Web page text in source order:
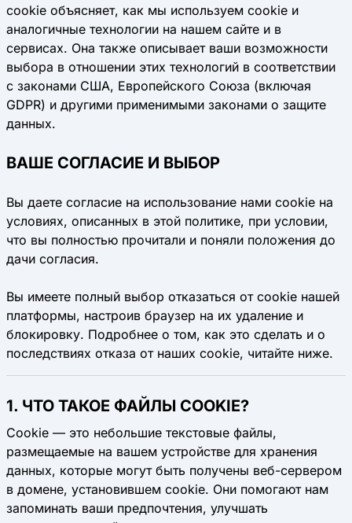
cookie объясняет, как мы используем cookie и
аналогичные технологии на нашем сайте и в
сервисах. Она также описывает ваши возможности
выбора в отношении этих технологий в соответствии
с законами США, Европейского Союза (включая
GDPR) и другими применимыми законами о защите
данных.
ВАШЕ СОГЛАСИЕ И ВЫБОР
Вы даете согласие на использование нами cookie на
условиях, описанных в этой политике, при условии,
что вы полностью прочитали и поняли положения до
дачи согласия.
Вы имеете полный выбор отказаться от cookie нашей
платформы, настроив браузер на их удаление и
блокировку. Подробнее о том, как это сделать и о
последствиях отказа от наших cookie, читайте ниже.
1. ЧТО ТАКОЕ ФАЙЛЫ COOKIE?
Cookie — это небольшие текстовые файлы,
размещаемые на вашем устройстве для хранения
данных, которые могут быть получены веб-сервером
в домене, установившем cookie. Они помогают нам
запоминать ваши предпочтения, улучшать